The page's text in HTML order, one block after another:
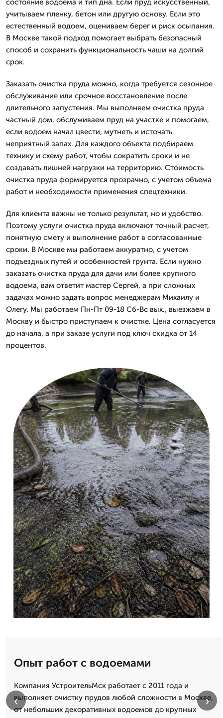
состояние водоема и тип дна. Если пруд искусственный,
учитываем пленку, бетон или другую основу. Если это
естественный водоем, оцениваем берег и риск осыпания.
В Москве такой подход помогает выбрать безопасный
способ и сохранить функциональность чаши на долгий
срок.
Заказать очистка пруда можно, когда требуется сезонное
обслуживание или срочное восстановление после
длительного запустения. Мы выполняем очистка пруда
частный дом, обслуживаем пруд на участке и помогаем,
если водоем начал цвести, мутнеть и источать
неприятный запах. Для каждого объекта подбираем
технику и схему работ, чтобы сократить сроки и не
создавать лишней нагрузки на территорию. Стоимость
очистка пруда формируется прозрачно, с учетом объема
работ и необходимости применения спецтехники.
Для клиента важны не только результат, но и удобство.
Поэтому услуги очистка пруда включают точный расчет,
понятную смету и выполнение работ в согласованные
сроки. В Москве мы работаем аккуратно, с учетом
подъездных путей и особенностей грунта. Если нужно
заказать очистка пруда для дачи или более крупного
водоема, вам ответит мастер Сергей, а при сложных
задачах можно задать вопрос менеджерам Михаилу и
Олегу. Мы работаем Пн-Пт 09-18 Сб-Вс вых., выезжаем в
Москву и быстро приступаем к очистке. Цена согласуется
до начала, а при заказе услуги под ключ скидка от 14
процентов.
Опыт работ с водоемами
Компания УстроительМск работает с 2011 года и
выполняет очистку прудов любой сложности в Москве,
от небольших декоративных водоемов до крупных
‹ ›